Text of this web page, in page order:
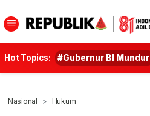
Hot Topics: #Gubernur BI Mundur
Nasional Hukum